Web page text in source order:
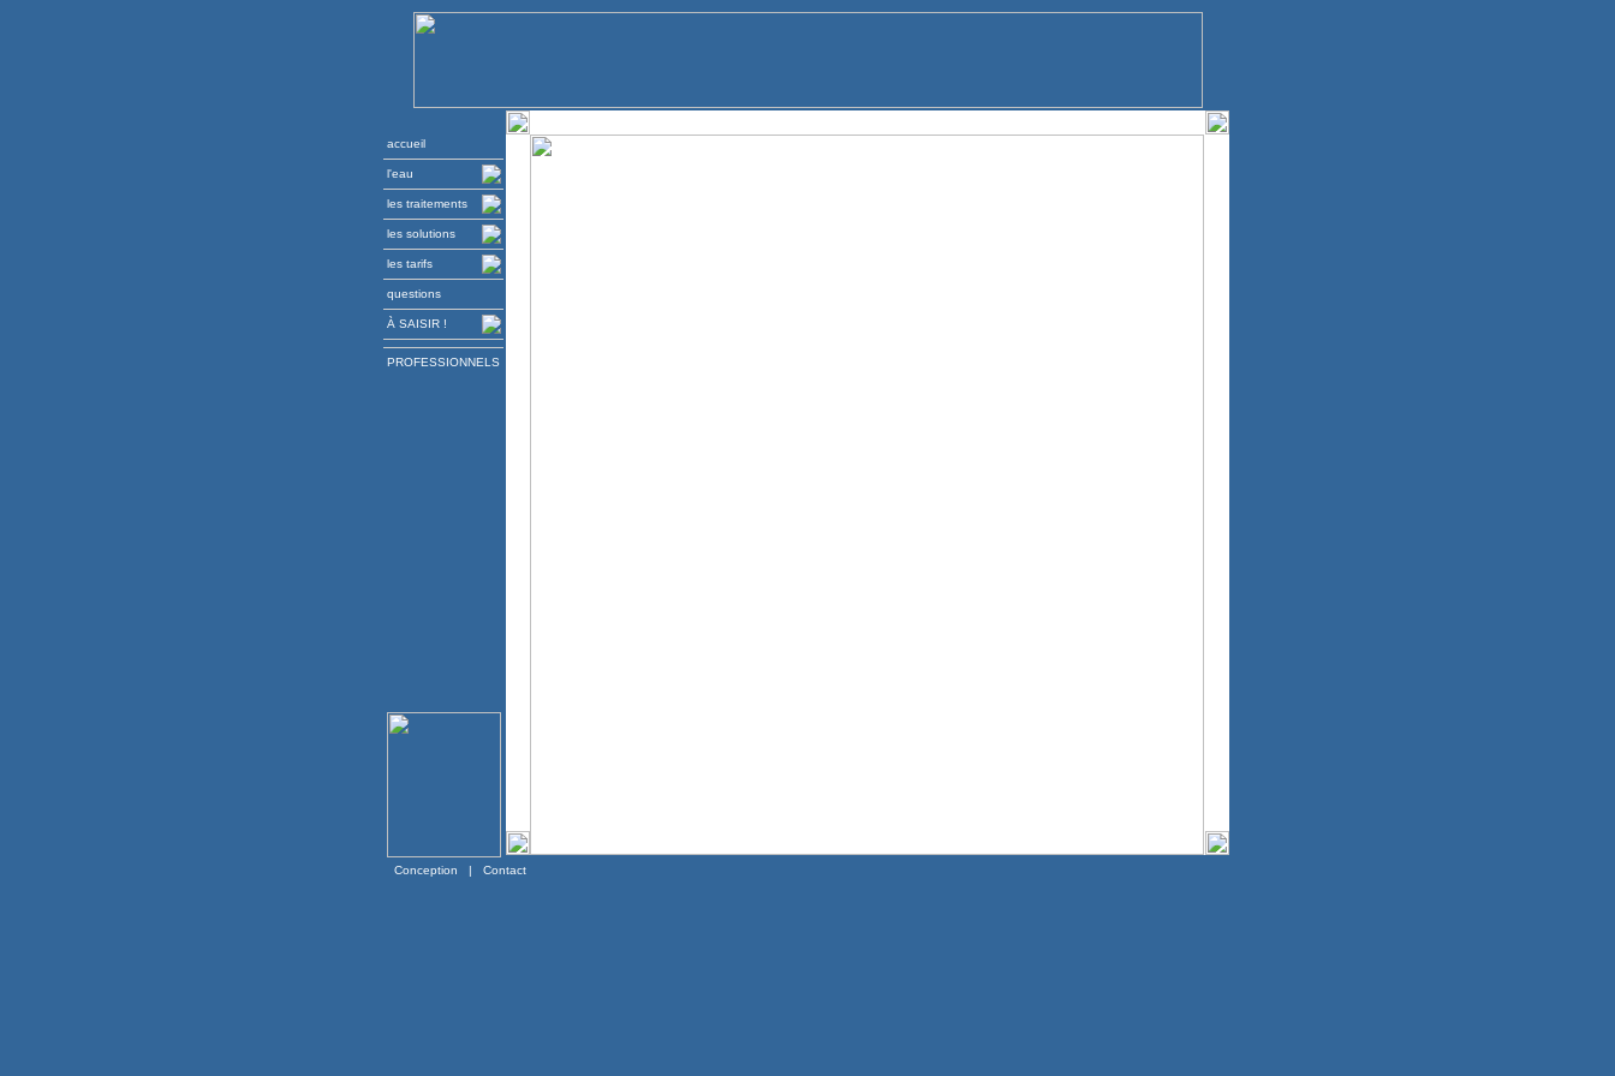
accueil
l'eau
les traitements
les solutions
les tarifs
questions
À SAISIR !
PROFESSIONNELS
Conception | Contact